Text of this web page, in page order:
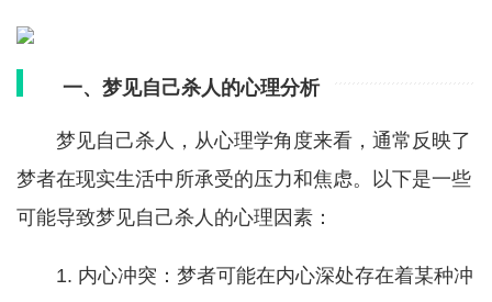
一、梦见自己杀人的心理分析
梦见自己杀人，从心理学角度来看，通常反映了
梦者在现实生活中所承受的压力和焦虑。以下是一些
可能导致梦见自己杀人的心理因素：
1. 内心冲突：梦者可能在内心深处存在着某种冲